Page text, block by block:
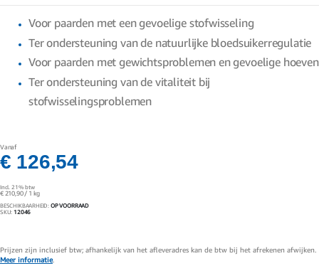
Voor paarden met een gevoelige stofwisseling
Ter ondersteuning van de natuurlijke bloedsuikerregulatie
Voor paarden met gewichtsproblemen en gevoelige hoeven
Ter ondersteuning van de vitaliteit bij
stofwisselingsproblemen
Vanaf
€ 126,54
Incl. 21% btw
€ 210,90/ 1 kg
BESCHIKBAARHEID: OP VOORRAAD
SKU 12046
Prijzen zijn inclusief btw; afhankelijk van het afleveradres kan de btw bij het afrekenen afwijken.
Meer informatie.